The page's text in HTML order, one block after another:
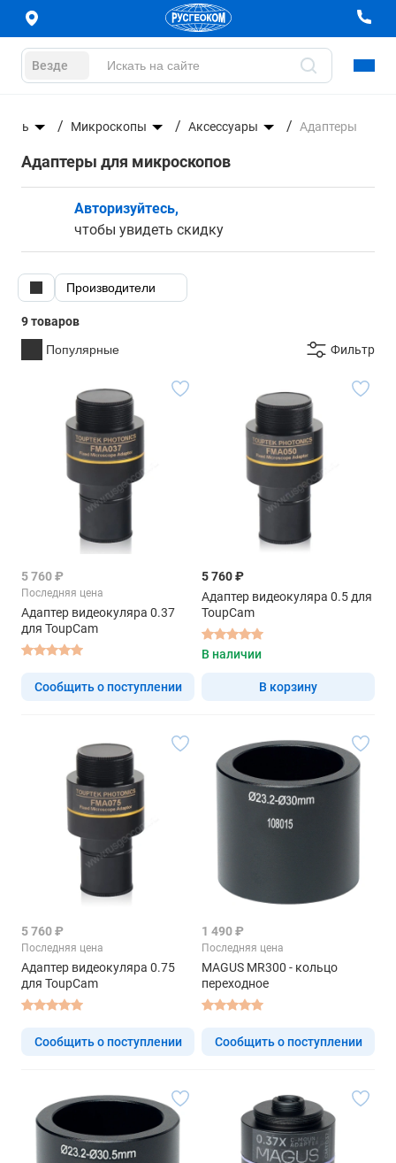
Везде
Микроскопы Аксессуары Адаптеры
Адаптеры для микроскопов
Авторизуйтесь,
чтобы увидеть скидку
Производители
9 товаров
Популярные
Фильтр
5 760 ₽
Последняя цена
Адаптер видеокуляра 0.37
для ToupCam
Сообщить о поступлении
5 760 ₽
Адаптер видеокуляра 0.5 для
ToupCam
В наличии
В корзину
5 760 ₽
Последняя цена
Адаптер видеокуляра 0.75
для ToupCam
Сообщить о поступлении
1 490 ₽
Последняя цена
MAGUS MR300 - кольцо
переходное
Сообщить о поступлении